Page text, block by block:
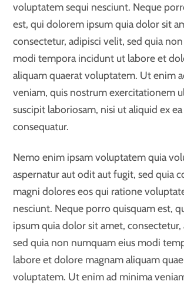
voluptatem sequi nesciunt. Neque
est, qui dolorem ipsum quia dolor sit
consectetur, adipisci velit, sed quia
modi tempora incidunt ut labore et
aliquam quaerat voluptatem. Ut enim
veniam, quis nostrum exercitationem
suscipit laboriosam, nisi ut aliquid ex
consequatur.
Nemo enim ipsam voluptatem quia
aspernatur aut odit aut fugit, sed quia
magni dolores eos qui ratione
nesciunt. Neque porro quisquam est,
ipsum quia dolor sit amet, consectetur,
sed quia non numquam eius modi
labore et dolore magnam aliquam
voluptatem. Ut enim ad minima